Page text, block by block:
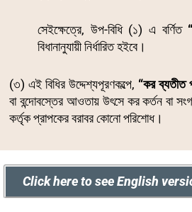
সেইক্ষেত্রে, উপ-বিধি (১) এ বর্ণিত
বিধানানুযায়ী নির্ধারিত হইবে।
(৩) এই বিধির উদ্দেশ্যপূরণকল্পে, “কর ব্যতীত
বা বন্দোবস্তের আওতায় উৎসে কর কর্তন বা
কর্তৃক প্রাপকের বরাবর কোনো পরিশোধ।
Click here to see English